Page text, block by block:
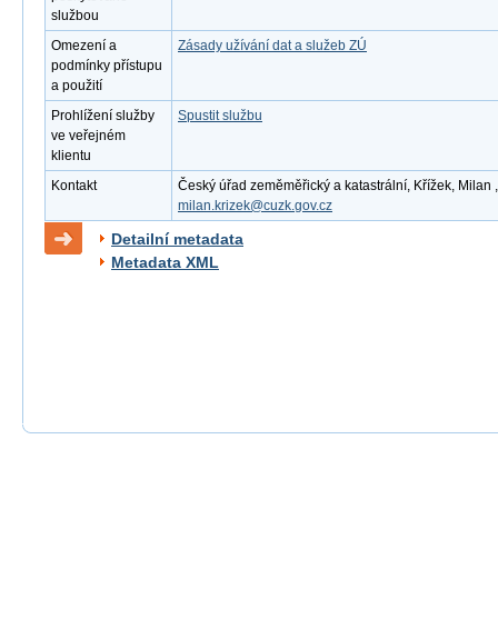
službou
Omezení a
podmínky přístupu
a použití
Zásady užívání dat a služeb ZÚ
Prohlížení služby
ve veřejném
klientu
Spustit službu
Kontakt
Český úřad zeměměřický a katastrální, Křížek, Milan
milan.krizek@cuzk.gov.cz
Detailní metadata
Metadata XML